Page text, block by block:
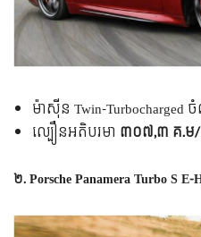
ម៉ាស៊ីន Twin-
ល្បឿន​អតិបរមា ៣០៧,៣ គ.ម
២. Porsche Panamera Turbo S